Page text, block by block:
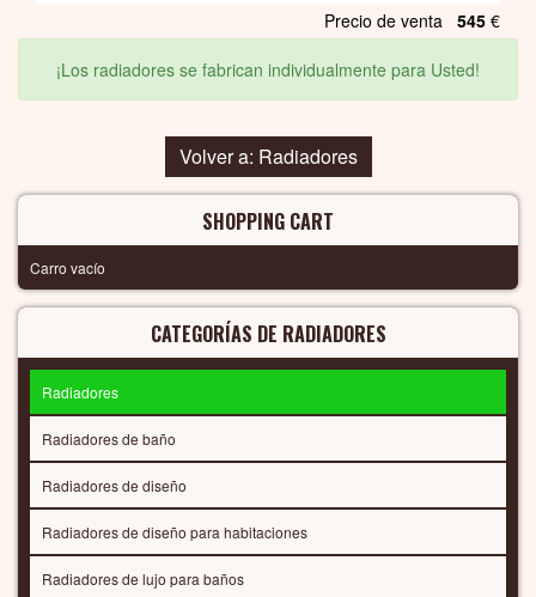
Precio de venta 545 €
¡Los radiadores se fabrican individualmente para Usted!
Volver a: Radiadores
SHOPPING CART
Carro vacío
CATEGORÍAS DE RADIADORES
Radiadores
Radiadores de baño
Radiadores de diseño
Radiadores de diseño para habitaciones
Radiadores de lujo para baños